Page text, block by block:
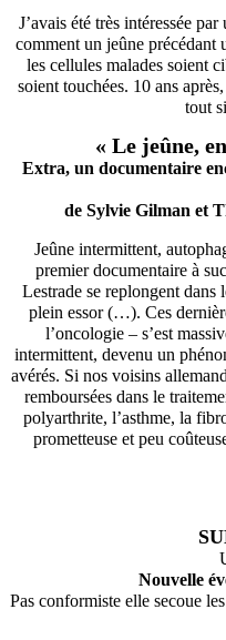
J’avais été très intéressée
comment un jeûne précédant
les cellules malades soient
soient touchées. 10 ans
tout
« Le jeûne,
Extra, un documentaire
de Sylvie Gilman et
Jeûne intermittent,
premier documentaire à
Lestrade se replongent dans
plein essor (…). Ces
l’oncologie – s’est
intermittent, devenu un
avérés. Si nos voisins
remboursées dans le
polyarthrite, l’asthme, la
prometteuse et peu
Nouvelle
Pas conformiste elle secoue